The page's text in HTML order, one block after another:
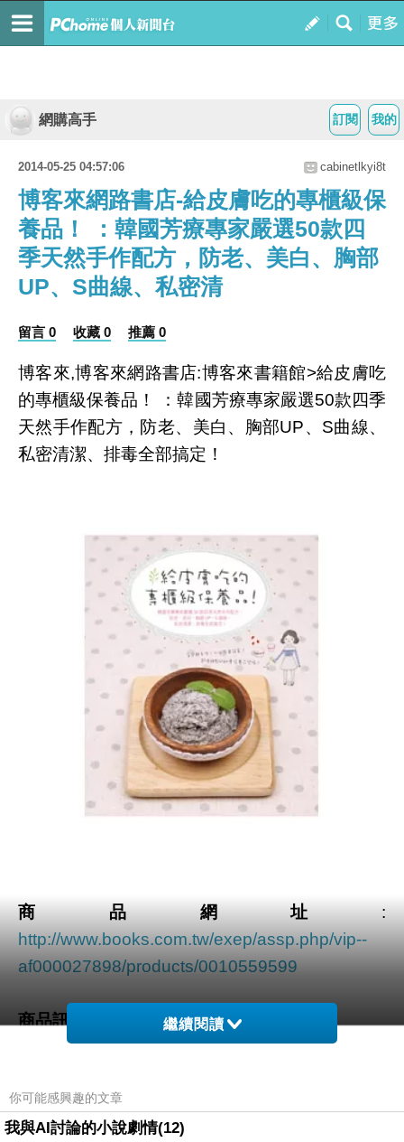
我的
訂閱
網購高手
2014-05-25 04:57:06 cabinetlkyi8t
博客來網路書店-給皮膚吃的專櫃級保
養品！ ：韓國芳療專家嚴選50款四
季天然手作配方，防老、美白、胸部
UP、S曲線、私密清
留言 0 收藏 0 推薦 0
博客來,博客來網路書店:博客來書籍館>給皮膚吃
的專櫃級保養品！ ：韓國芳療專家嚴選50款四季
天然手作配方，防老、美白、胸部UP、S曲線、
私密清潔、排毒全部搞定！
商品網址 :
http://www.books.com.tw/exep/assp.php/vip--
af000027898/products/0010559599
商品訊息功能 繼續閱讀
你可能感興趣的文章
我與AI討論的小說劇情(12)